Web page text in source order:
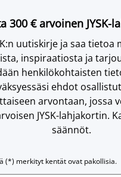
300 € arvoinen JYSK-
uutiskirje ja saa tietoa
inspiraatiosta ja
henkilökohtaisten
ehdot
arvontaan, jossa
JYSK-lahjakortin.
säännöt.
(*) merkityt kentät ovat pakollisia.